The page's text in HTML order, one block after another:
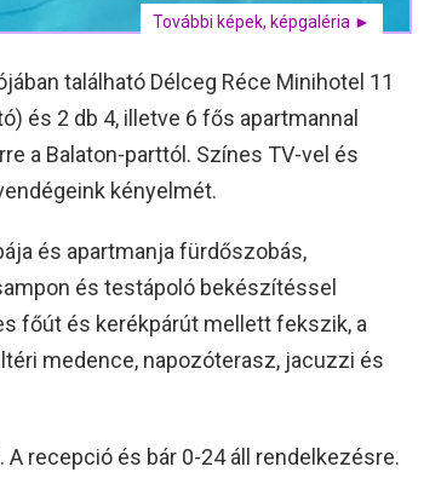
További képek, képgaléria ►
található Délceg Réce Minihotel 11
és 2 db 4, illetve 6 fős apartmannal
a Balaton-parttól. Színes TV-vel és
kényelmét.
és apartmanja fürdőszobás,
és testápoló bekészítéssel
főút és kerékpárút mellett fekszik, a
medence, napozóterasz, jacuzzi és
recepció és bár 0-24 áll rendelkezésre.